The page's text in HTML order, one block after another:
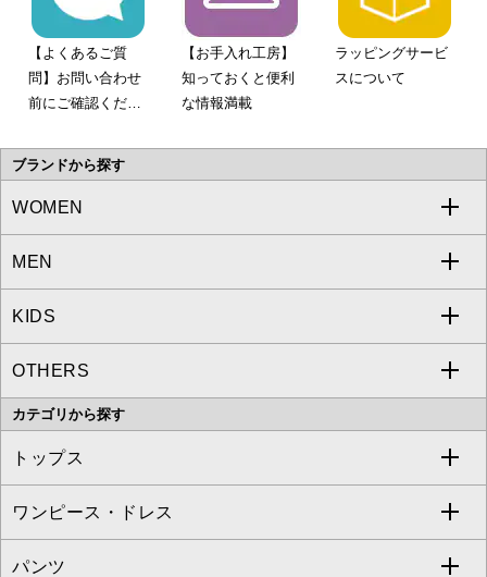
【よくあるご質
問】お問い合わせ
前にご確認くださ
【お手入れ工房】
知っておくと便利
な情報満載
ラッピングサービ
スについて
ブランドから探す
WOMEN
a.v.v
MICHEL KLEIN
MK MICHEL KLEIN
OFUON le MK
MEN
a.v.v
MICHEL KLEIN HOMME
MK MICHEL KLEIN HOMME
KIDS
a.v.v
OTHERS
MK MICHEL KLEIN BAG
カテゴリから探す
トップス
すべてのトップス
カットソー・Tシャツ
ワンピース・ドレス
すべてのワンピース・ドレス
パンツ